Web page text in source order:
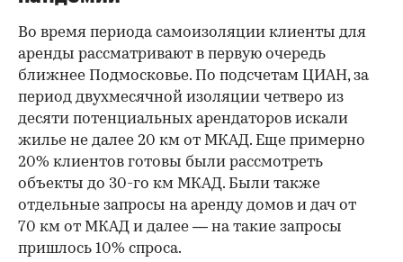
Во время периода самоизоляции клиенты для
аренды рассматривают в первую очередь
ближнее Подмосковье. По подсчетам ЦИАН, за
период двухмесячной изоляции четверо из
десяти потенциальных арендаторов искали
жилье не далее 20 км от МКАД. Еще примерно
20% клиентов готовы были рассмотреть
объекты до 30-го км МКАД. Были также
отдельные запросы на аренду домов и дач от
70 км от МКАД и далее — на такие запросы
пришлось 10% спроса.